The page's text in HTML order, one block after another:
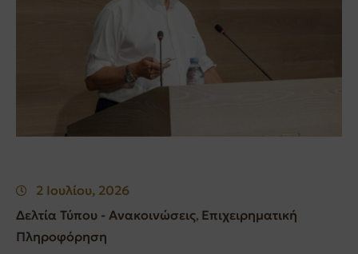
2 Ιουλίου, 2026
Δελτία Τύπου - Ανακοινώσεις‚ Επιχειρηματική
Πληροφόρηση